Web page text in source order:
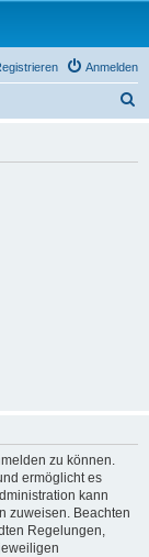
Anmelden
zu können.
ermöglicht es
kann
zuweisen. Beachten
Regelungen,